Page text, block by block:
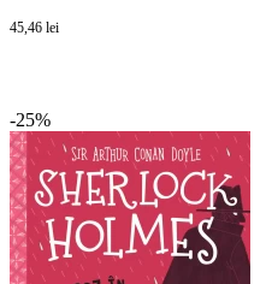
45,46 lei
-25%